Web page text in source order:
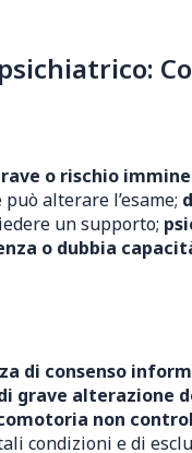
o rischio
può alterare l’esame;
un supporto;
o dubbia
di consenso
grave alterazione
non
condizioni e di